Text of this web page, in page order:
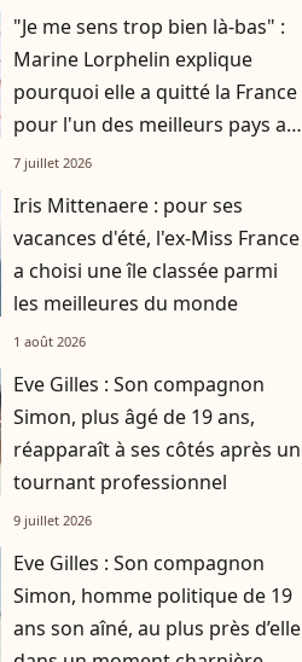
"Je me sens trop bien là-bas" :
Marine Lorphelin explique
pourquoi elle a quitté la France
pour l'un des meilleurs pays au
monde
7 juillet 2026
Iris Mittenaere : pour ses
vacances d'été, l'ex-Miss France
a choisi une île classée parmi
les meilleures du monde
1 août 2026
Eve Gilles : Son compagnon
Simon, plus âgé de 19 ans,
réapparaît à ses côtés après un
tournant professionnel
9 juillet 2026
Eve Gilles : Son compagnon
Simon, homme politique de 19
ans son aîné, au plus près d’elle